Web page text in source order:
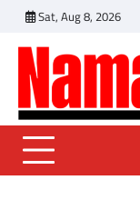
content
Sat, Aug 8, 2026